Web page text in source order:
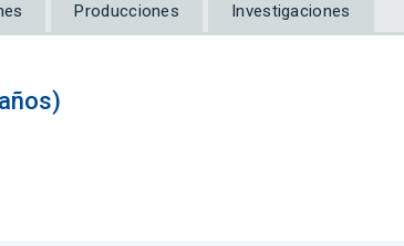
Producciones Investigaciones